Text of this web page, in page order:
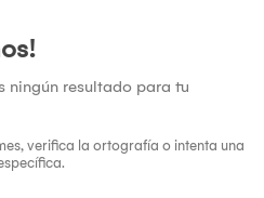
ningún resultado para tu
verifica la ortografía o intenta una